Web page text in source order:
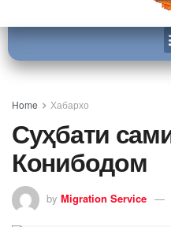
Home Хабархо
Суҳбати
Конибодом
by Migration Service